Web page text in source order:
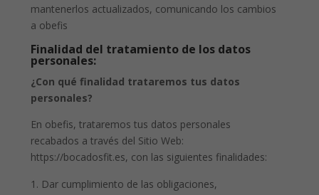
mantenerlos actualizados, comunicando los cambios
a obefis
Finalidad del tratamiento de los datos
personales:
¿Con qué finalidad trataremos tus datos
personales?
En obefis, trataremos tus datos personales
recabados a través del Sitio Web:
https://bocadosfit.es, con las siguientes finalidades:
Dar cumplimiento de las obligaciones,